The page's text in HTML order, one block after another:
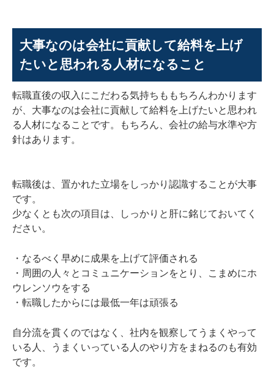
大事なのは会社に貢献して給料を上げ
たいと思われる人材になること
転職直後の収入にこだわる気持ちももちろんわかります
が、大事なのは会社に貢献して給料を上げたいと思われ
る人材になることです。もちろん、会社の給与水準や方
針はあります。
転職後は、置かれた立場をしっかり認識することが大事
です。
少なくとも次の項目は、しっかりと肝に銘じておいてく
ださい。
・なるべく早めに成果を上げて評価される
・周囲の人々とコミュニケーションをとり、こまめにホ
ウレンソウをする
・転職したからには最低一年は頑張る
自分流を貫くのではなく、社内を観察してうまくやって
いる人、うまくいっている人のやり方をまねるのも有効
です。